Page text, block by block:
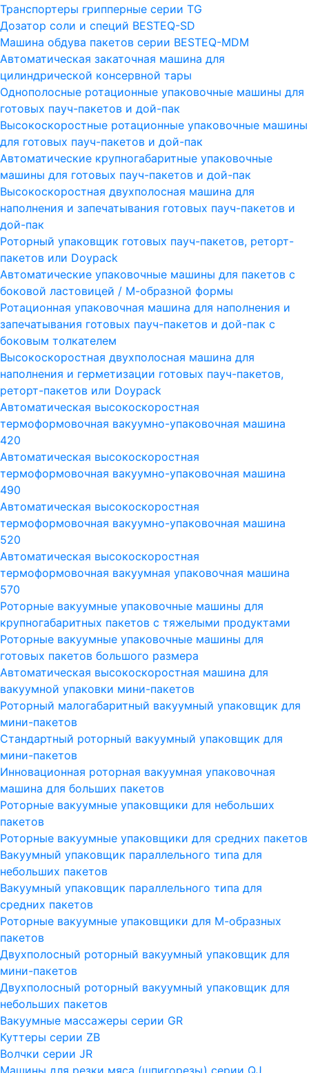
Транспортеры грипперные серии TG
Дозатор соли и специй BESTEQ-SD
Машина обдува пакетов серии ВESTEQ-MDM
Автоматическая закаточная машина для
цилиндрической консервной тары
Однополосные ротационные упаковочные машины для
готовых пауч-пакетов и дой-пак
Высокоскоростные ротационные упаковочные машины
для готовых пауч-пакетов и дой-пак
Автоматические крупногабаритные упаковочные
машины для готовых пауч-пакетов и дой-пак
Высокоскоростная двухполосная машина для
наполнения и запечатывания готовых пауч-пакетов и
дой-пак
Роторный упаковщик готовых пауч-пакетов, реторт-
пакетов или Doypack
Автоматические упаковочные машины для пакетов с
боковой ластовицей / М-образной формы
Ротационная упаковочная машина для наполнения и
запечатывания готовых пауч-пакетов и дой-пак с
боковым толкателем
Высокоскоростная двухполосная машина для
наполнения и герметизации готовых пауч-пакетов,
реторт-пакетов или Doypack
Автоматическая высокоскоростная
термоформовочная вакуумно-упаковочная машина
420
Автоматическая высокоскоростная
термоформовочная вакуумно-упаковочная машина
490
Автоматическая высокоскоростная
термоформовочная вакуумно-упаковочная машина
520
Автоматическая высокоскоростная
термоформовочная вакуумная упаковочная машина
570
Роторные вакуумные упаковочные машины для
крупногабаритных пакетов с тяжелыми продуктами
Роторные вакуумные упаковочные машины для
готовых пакетов большого размера
Автоматическая высокоскоростная машина для
вакуумной упаковки мини-пакетов
Роторный малогабаритный вакуумный упаковщик для
мини-пакетов
Стандартный роторный вакуумный упаковщик для
мини-пакетов
Инновационная роторная вакуумная упаковочная
машина для больших пакетов
Роторные вакуумные упаковщики для небольших
пакетов
Роторные вакуумные упаковщики для средних пакетов
Вакуумный упаковщик параллельного типа для
небольших пакетов
Вакуумный упаковщик параллельного типа для
средних пакетов
Роторные вакуумные упаковщики для М-образных
пакетов
Двухполосный роторный вакуумный упаковщик для
мини-пакетов
Двухполосный роторный вакуумный упаковщик для
небольших пакетов
Вакуумные массажеры серии GR
Куттеры серии ZB
Волчки серии JR
Машины для резки мяса (шпигорезы) серии QJ